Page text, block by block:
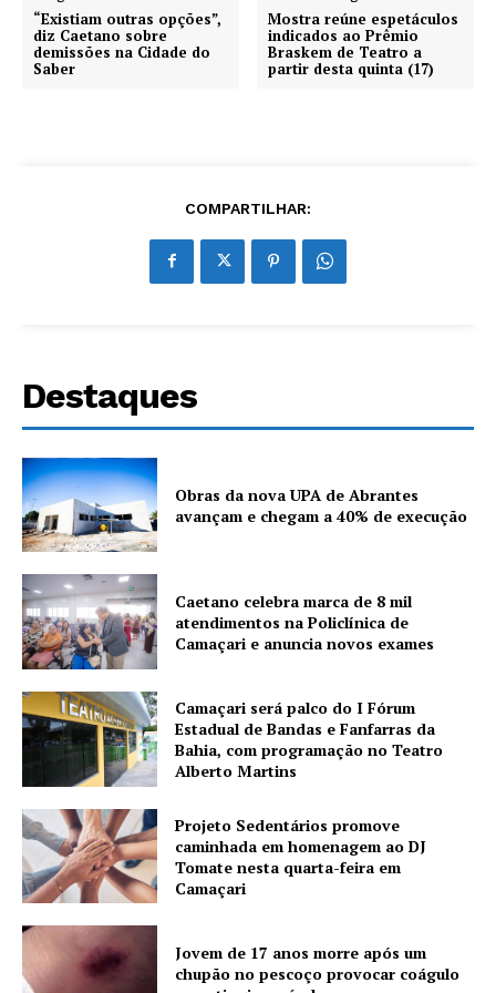
“Existiam outras opções”,
diz Caetano sobre
demissões na Cidade do
Saber
Mostra reúne espetáculos
indicados ao Prêmio
Braskem de Teatro a
partir desta quinta (17)
COMPARTILHAR:
Destaques
Obras da nova UPA de Abrantes
avançam e chegam a 40% de execução
Caetano celebra marca de 8 mil
atendimentos na Policlínica de
Camaçari e anuncia novos exames
Camaçari será palco do I Fórum
Estadual de Bandas e Fanfarras da
Bahia, com programação no Teatro
Alberto Martins
Projeto Sedentários promove
caminhada em homenagem ao DJ
Tomate nesta quarta-feira em
Camaçari
Jovem de 17 anos morre após um
chupão no pescoço provocar coágulo